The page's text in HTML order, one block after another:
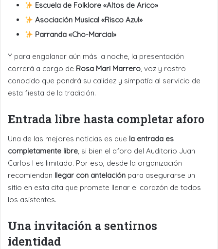
Escuela de Folklore «Altos de Arico»
Asociación Musical «Risco Azul»
Parranda «Cho-Marcial»
Y para engalanar aún más la noche, la presentación
correrá a cargo de Rosa Mari Marrero, voz y rostro
conocido que pondrá su calidez y simpatía al servicio de
esta fiesta de la tradición.
Entrada libre hasta completar aforo
Una de las mejores noticias es que la entrada es
completamente libre, si bien el aforo del Auditorio Juan
Carlos I es limitado. Por eso, desde la organización
recomiendan llegar con antelación para asegurarse un
sitio en esta cita que promete llenar el corazón de todos
los asistentes.
Una invitación a sentirnos
identidad